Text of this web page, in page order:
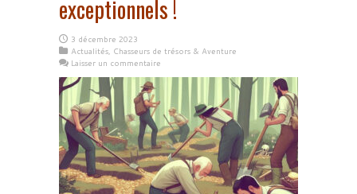
exceptionnels !
3 décembre 2023
Actualités, Chasseurs de trésors & Aventure
Laisser un commentaire